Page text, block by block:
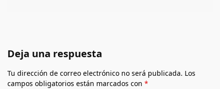
Deja una respuesta
Tu dirección de correo electrónico no será publicada. Los
campos obligatorios están marcados con *